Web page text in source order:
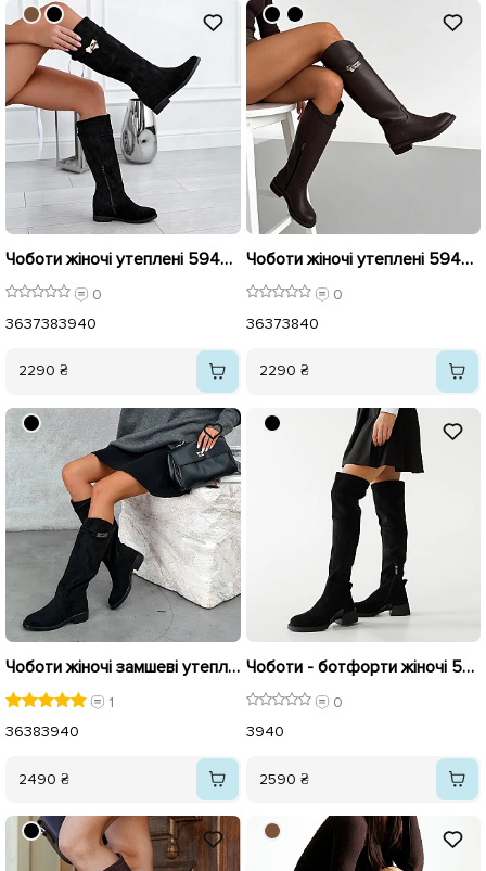
Чоботи жіночі утеплені 594299 Чорні
0
3637383940
2290 ₴
Чоботи жіночі утеплені 594298 Коричневі
0
36373840
2290 ₴
Чоботи жіночі замшеві утеплені 594071 Чорні
1
36383940
2490 ₴
Чоботи - ботфорти жіночі 592940 Чорні
0
3940
2590 ₴